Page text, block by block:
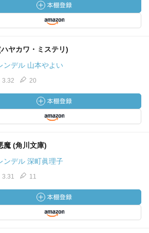
ヤカワ・ミステリ)
ンデル 山本やよい
3.32 20
魔 (角川文庫)
ンデル 深町眞理子
3.31 11